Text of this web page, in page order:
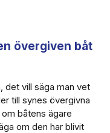
övergiven båt
det vill säga man vet
till synes övergivna
båtens ägare
om den har blivit